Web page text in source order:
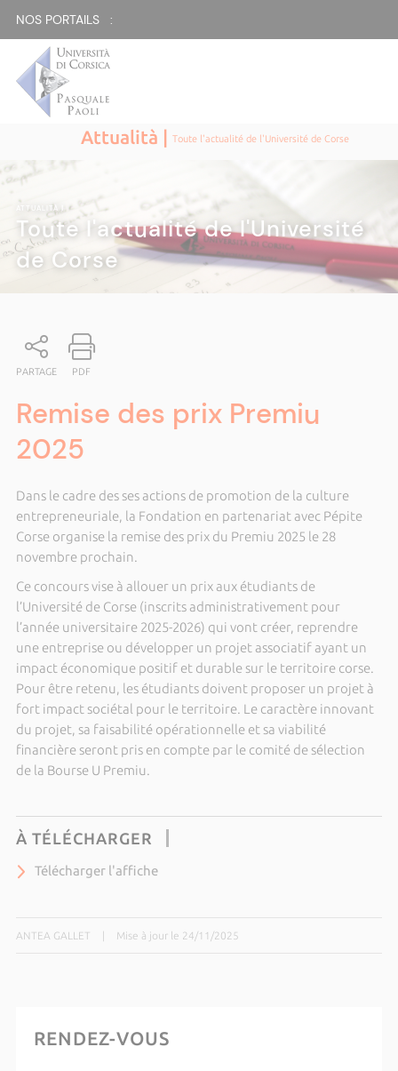
NOS PORTAILS :
Attualità |Toute l'actualité de l'Université de Corse
ATTUALITÀ|
Toute l'actualité de l'Université
de Corse
PARTAGE PDF
Remise des prix Premiu
2025
Dans le cadre des ses actions de promotion de la culture
entrepreneuriale, la Fondation en partenariat avec Pépite
Corse organise la remise des prix du Premiu 2025 le 28
novembre prochain.
Ce concours vise à allouer un prix aux étudiants de
l’Université de Corse (inscrits administrativement pour
l’année universitaire 2025-2026) qui vont créer, reprendre
une entreprise ou développer un projet associatif ayant un
impact économique positif et durable sur le territoire corse.
Pour être retenu, les étudiants doivent proposer un projet à
fort impact sociétal pour le territoire. Le caractère innovant
du projet, sa faisabilité opérationnelle et sa viabilité
financière seront pris en compte par le comité de sélection
de la Bourse U Premiu.
À TÉLÉCHARGER
Télécharger l'affiche
ANTEA GALLET Mise à jour le 24/11/2025
RENDEZ-VOUS